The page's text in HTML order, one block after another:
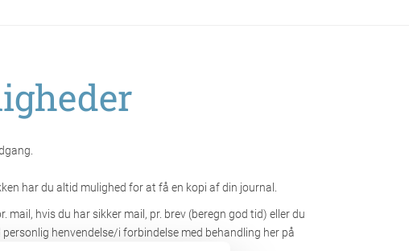
har du altid mulighed for at få en kopi af din journal.
mail, hvis du har sikker mail, pr. brev (beregn god tid) eller du
personlig henvendelse/i forbindelse med behandling her på